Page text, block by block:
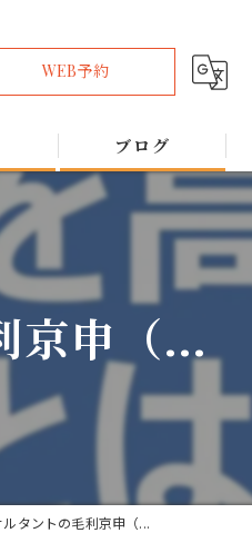
WEB予約
ブログ
京申（...
タントの毛利京申（...